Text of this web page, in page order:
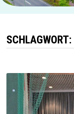
SCHLAGWORT: